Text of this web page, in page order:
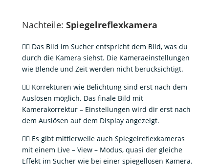
Nachteile: Spiegelreflexkamera
👎🏻 Das Bild im Sucher entspricht dem Bild, was du
durch die Kamera siehst. Die Kameraeinstellungen
wie Blende und Zeit werden nicht berücksichtigt.
👎🏻 Korrekturen wie Belichtung sind erst nach dem
Auslösen möglich. Das finale Bild mit
Kamerakorrektur – Einstellungen wird dir erst nach
dem Auslösen auf dem Display angezeigt.
👎🏻 Es gibt mittlerweile auch Spiegelreflexkameras
mit einem Live – View – Modus, quasi der gleiche
Effekt im Sucher wie bei einer spiegellosen Kamera.